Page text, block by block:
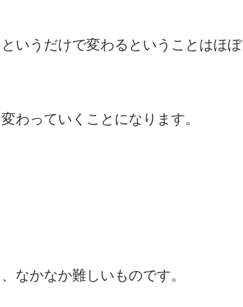
いうだけで変わるということはほぼ
わっていくことになります。
なかなか難しいものです。